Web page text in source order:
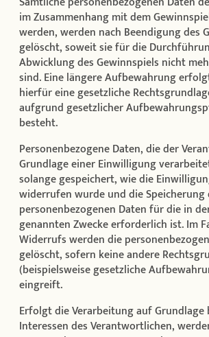
im Zusammenhang mit dem
werden, werden nach Beendigung des
gelöscht, soweit sie für die
Abwicklung des Gewinnspiels nicht
sind. Eine längere Aufbewahrung
hierfür eine gesetzliche
aufgrund gesetzlicher
besteht.
Personenbezogene Daten, die der
Grundlage einer Einwilligung
solange gespeichert, wie die
widerrufen wurde und die Speicherung
personenbezogenen Daten für die in
genannten Zwecke erforderlich ist. Im
Widerrufs werden die
gelöscht, sofern keine andere
(beispielsweise gesetzliche
eingreift.
Erfolgt die Verarbeitung auf
Interessen des Verantwortlichen,